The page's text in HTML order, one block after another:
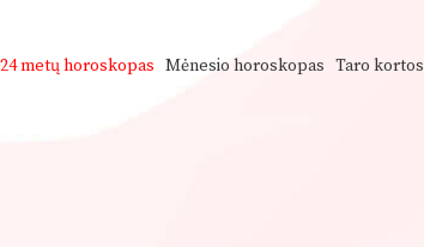
metų horoskopas Mėnesio horoskopas Taro kortos